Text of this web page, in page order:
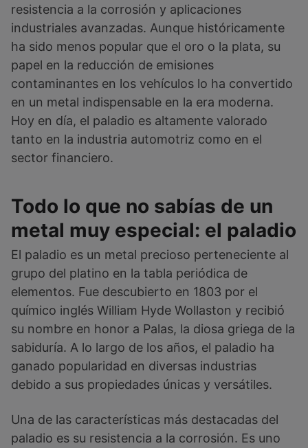
resistencia a la corrosión y aplicaciones
industriales avanzadas. Aunque históricamente
ha sido menos popular que el oro o la plata, su
papel en la reducción de emisiones
contaminantes en los vehículos lo ha convertido
en un metal indispensable en la era moderna.
Hoy en día, el paladio es altamente valorado
tanto en la industria automotriz como en el
sector financiero.
Todo lo que no sabías de un
metal muy especial: el paladio
El paladio es un metal precioso perteneciente al
grupo del platino en la tabla periódica de
elementos. Fue descubierto en 1803 por el
químico inglés William Hyde Wollaston y recibió
su nombre en honor a Palas, la diosa griega de la
sabiduría. A lo largo de los años, el paladio ha
ganado popularidad en diversas industrias
debido a sus propiedades únicas y versátiles.
Una de las características más destacadas del
paladio es su resistencia a la corrosión. Es uno